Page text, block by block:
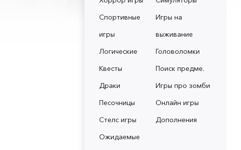
Спортивные
игры
Игры на
выживание
Логические
Головоломки
Квесты
Поиск предме.
Драки
Игры про зомби
Песочницы
Онлайн игры
Стелс игры
Дополнения
Ожидаемые